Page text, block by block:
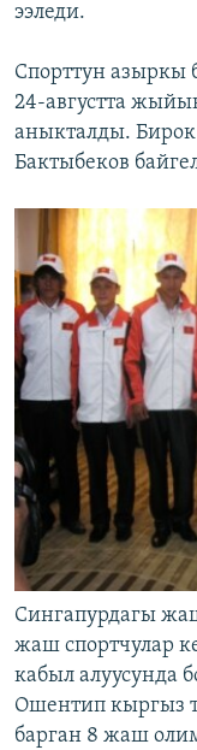
ээледи.
Спорттун азыркы
24-августта
аныкталды.
Бактыбеков
Сингапурдагы
жаш спортчулар
кабыл алуусунда
Ошентип кыргыз
барган 8 жаш